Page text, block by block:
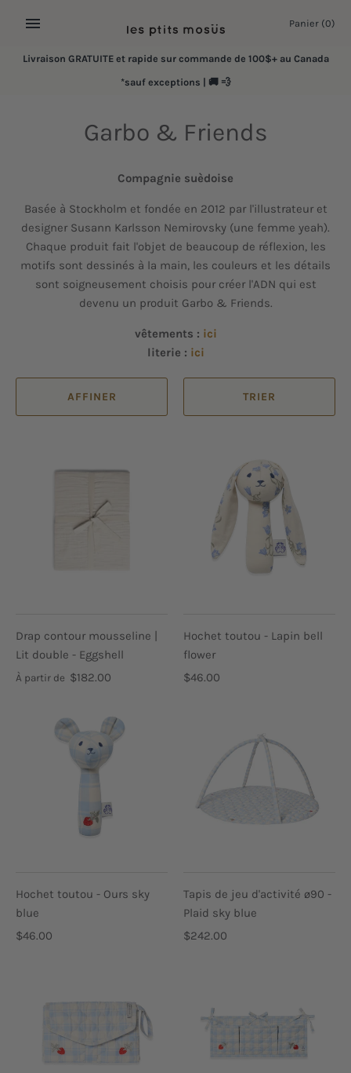
Panier (0)
Livraison GRATUITE et rapide sur commande de 100$+ au Canada
*sauf exceptions | 🚚 💨
Garbo & Friends
Compagnie suèdoise
Basée à Stockholm et fondée en 2012 par l'illustrateur et
designer Susann Karlsson Nemirovsky (une femme yeah).
Chaque produit fait l'objet de beaucoup de réflexion, les
motifs sont dessinés à la main, les couleurs et les détails
sont soigneusement choisis pour créer l'ADN qui est
devenu un produit Garbo & Friends.
vêtements : ici
literie : ici
AFFINER TRIER
Drap contour mousseline |
Lit double - Eggshell
À partir de $182.00
Hochet toutou - Lapin bell
flower
$46.00
Hochet toutou - Ours sky
blue
$46.00
Tapis de jeu d'activité ø90 -
Plaid sky blue
$242.00